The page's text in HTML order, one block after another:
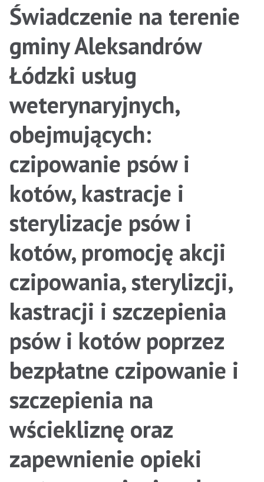
Świadczenie na terenie
gminy Aleksandrów
Łódzki usług
weterynaryjnych,
obejmujących:
czipowanie psów i
kotów, kastracje i
sterylizacje psów i
kotów, promocję akcji
czipowania, sterylizcji,
kastracji i szczepienia
psów i kotów poprzez
bezpłatne czipowanie i
szczepienia na
wściekliznę oraz
zapewnienie opieki